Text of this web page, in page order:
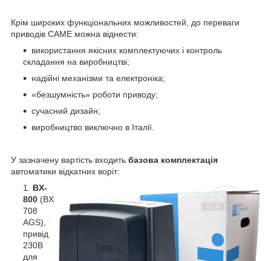
Крім широких функціональних можливостей, до переваги
приводів CAME можна віднести:
використання якісних комплектуючих і контроль
складання на виробництві;
надійні механізми та електроніка;
«безшумність» роботи приводу;
сучасний дизайн;
виробництво виключно в Італії.
У зазначену вартість входить базова комплектація
автоматики відкатних воріт:
BX-
800 (BX
708
AGS),
привід
230В
для